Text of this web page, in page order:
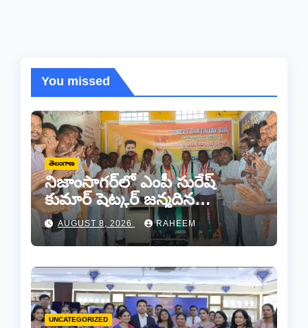
You missed
తెలంగాణ
నిజాంసాగర్‌లో ఎంపీ సురేష్
కుమార్ షెట్కర్ జన్మదిన
వేడుకలు..
AUGUST 8, 2026 RAHEEM
UNCATEGORIZED